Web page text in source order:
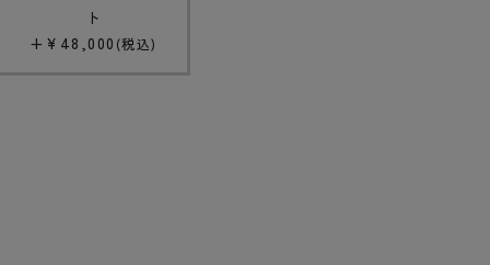
ト
+ ¥ 48,000 税込